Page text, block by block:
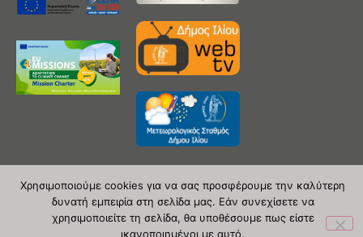
Copyright 2020 © Δήμος Ιλίου
Χρησιμοποιούμε cookies για να σας προσφέρουμε την καλύτερη
δυνατή εμπειρία στη σελίδα μας. Εάν συνεχίσετε να
χρησιμοποιείτε τη σελίδα, θα υποθέσουμε πως είστε
ικανοποιημένοι με αυτό.